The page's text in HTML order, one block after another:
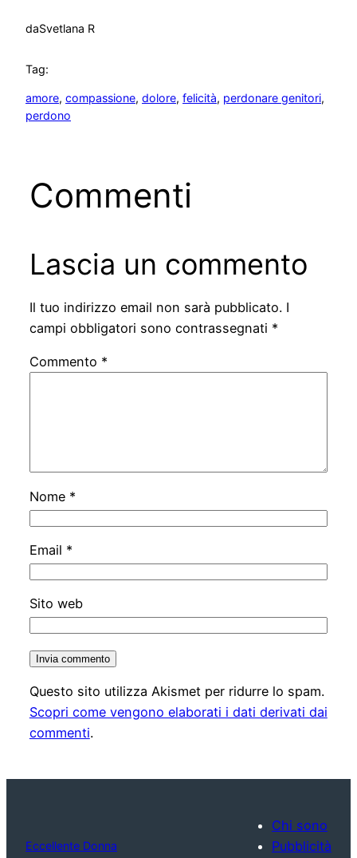
daSvetlana R
Tag:
amore, compassione, dolore, felicità, perdonare genitori
perdono
Commenti
Lascia un commento
Il tuo indirizzo email non sarà pubblicato. I
campi obbligatori sono contrassegnati *
Commento *
Nome *
Email *
Sito web
Questo sito utilizza Akismet per ridurre lo spam.
Scopri come vengono elaborati i dati derivati dai
commenti.
Eccellente Donna
Chi sono
Pubblicità